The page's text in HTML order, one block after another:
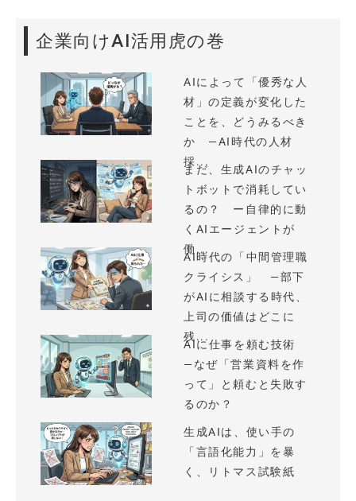
企業向けAI活用虎の巻
AIによって「優秀な人
材」の定義が変化した
ことを、どうみるべき
か —AI時代の人材
採...
まだ、生成AIのチャッ
トボットで消耗してい
るの？ ー自律的に動
くAIエージェントが
働...
AI時代の「中間管理職
クライシス」 —部下
がAIに相談する時代、
上司の価値はどこに
残...
AIに仕事を頼む技術
—なぜ「営業資料を作
って」と頼むと失敗す
るのか？
生成AIは、使い手の
「言語化能力」を暴
く、リトマス試験紙